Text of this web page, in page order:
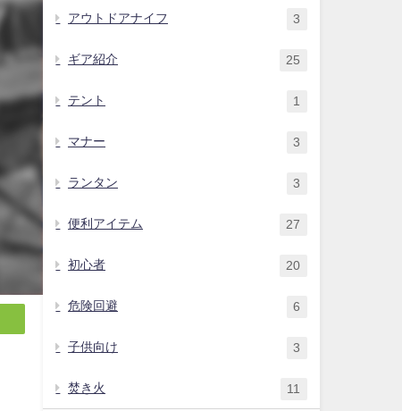
アウトドアナイフ 3
ギア紹介 25
テント 1
マナー 3
ランタン 3
便利アイテム 27
初心者 20
危険回避 6
子供向け 3
焚き火 11